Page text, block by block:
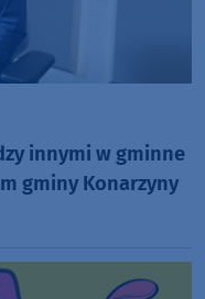
innymi w gminne
gminy Konarzyny